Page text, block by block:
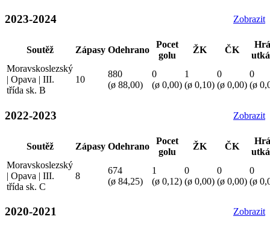
2023-2024 Zobrazit
Soutěž Zápasy Odehrano
Pocet
golu
ŽK ČK
Moravskoslezský
| Opava | III.
třída sk. B
10
880
(ø 88,00)
0
(ø 0,00)
1
(ø 0,10)
0
(ø 0,00)
0
(ø
2022-2023 Zobrazit
Soutěž Zápasy Odehrano
Pocet
golu
ŽK ČK
Moravskoslezský
| Opava | III.
třída sk. C
8
674
(ø 84,25)
1
(ø 0,12)
0
(ø 0,00)
0
(ø 0,00)
0
(ø
2020-2021 Zobrazit